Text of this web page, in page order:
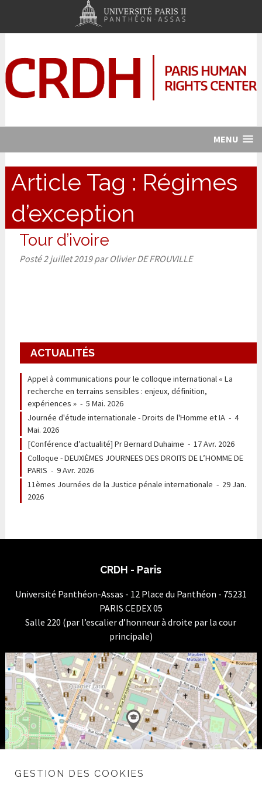
MENU
Article Tag : Régimes
d’exception
Tour d’ivoire
Posté2 juillet 2019 par Olivier DE FROUVILLE
ACTUALITÉS
Appel à communications pour le colloque international « La
recherche en terrains sensibles : enjeux, définition,
expériences »- 5 Mai. 2026
Journée d'étude internationale - Droits de l'Homme et IA- 4
Mai. 2026
[Conférence d’actualité] Pr Bernard Duhaime - 17 Avr. 2026
Colloque - DEUXIÈMES JOURNEES DES DROITS DE L’HOMME DE
PARIS - 9 Avr. 2026
11èmes Journées de la Justice pénale internationale - 29 Jan.
2026
CRDH - Paris
Université Panthéon-Assas - 12 Place du Panthéon - 75231
PARIS CEDEX 05
Salle 220 (par l’escalier d’honneur à droite par la cour
principale)
GESTION DES COOKIES